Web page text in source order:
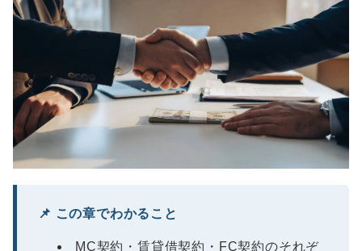
📌 この章でわかること
MC契約・賃貸借契約・FC契約のそれぞ